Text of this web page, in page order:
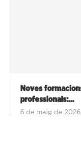
Noves
professionals:...
6 de maig de 2026